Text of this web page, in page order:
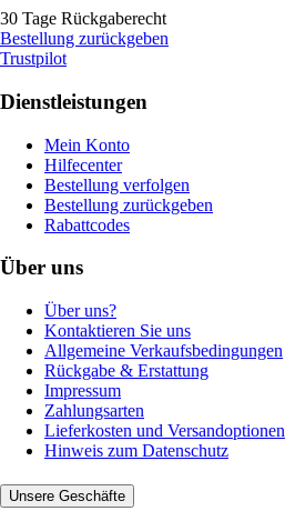
30 Tage Rückgaberecht
Bestellung zurückgeben
Trustpilot
Dienstleistungen
Mein Konto
Hilfecenter
Bestellung verfolgen
Bestellung zurückgeben
Rabattcodes
Über uns
Über uns?
Kontaktieren Sie uns
Allgemeine Verkaufsbedingungen
Rückgabe & Erstattung
Impressum
Zahlungsarten
Lieferkosten und Versandoptionen
Hinweis zum Datenschutz
Unsere Geschäfte